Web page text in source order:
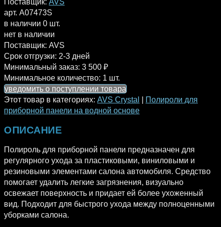
арт. A07473S
в наличии 0 шт.
нет в наличии
Поставщик: AVS
Срок отгрузки: 2-3 дней
Минимальный заказ: 3 500 ₽
Минимальное количество: 1 шт.
уведомить о поступлении товара
Этот товар в категориях: AVS Crystal
Полироли для
приборной панели на водной основе
ОПИСАНИЕ
Полироль для приборной панели предназначен для
регулярного ухода за пластиковыми, виниловыми и
резиновыми элементами салона автомобиля. Средство
помогает удалить легкие загрязнения, визуально
освежает поверхность и придает ей более ухоженный
вид. Подходит для быстрого ухода между полноценными
уборками салона.